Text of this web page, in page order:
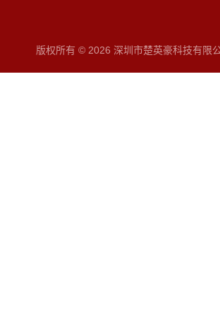
版权所有 © 2026 深圳市楚英豪科技有限